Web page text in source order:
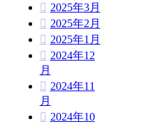
2025年3月
2025年2月
2025年1月
2024年12
月
2024年11
月
2024年10